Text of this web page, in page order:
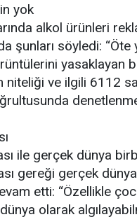
yok
alkol ürünleri
şunları söyledi:
yasaklayan
ve ilgili 6112
ile gerçek dünya
gereği gerçek
etti: “Özellikle
dünya olarak